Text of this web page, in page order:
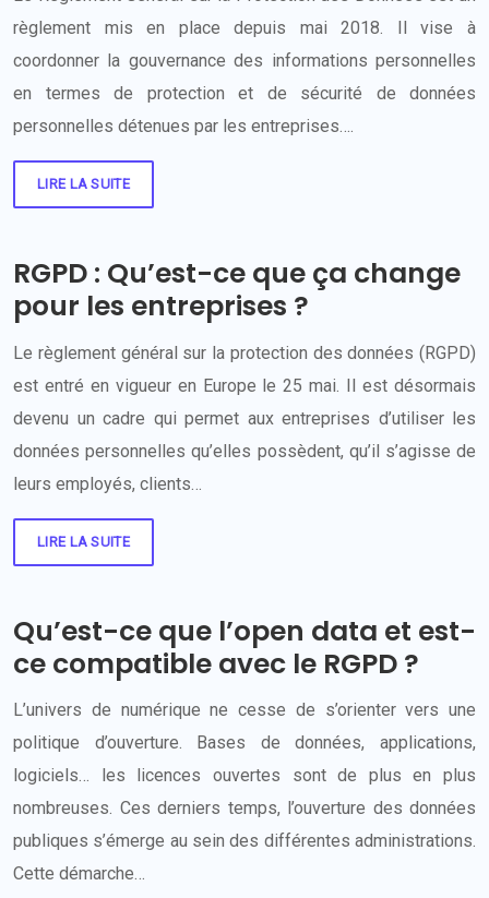
règlement mis en place depuis mai 2018. Il vise à
coordonner la gouvernance des informations personnelles
en termes de protection et de sécurité de données
personnelles détenues par les entreprises….
LIRE LA SUITE
RGPD : Qu’est-ce que ça change
pour les entreprises ?
Le règlement général sur la protection des données (RGPD)
est entré en vigueur en Europe le 25 mai. Il est désormais
devenu un cadre qui permet aux entreprises d’utiliser les
données personnelles qu’elles possèdent, qu’il s’agisse de
leurs employés, clients…
LIRE LA SUITE
Qu’est-ce que l’open data et est-
ce compatible avec le RGPD ?
L’univers de numérique ne cesse de s’orienter vers une
politique d’ouverture. Bases de données, applications,
logiciels… les licences ouvertes sont de plus en plus
nombreuses. Ces derniers temps, l’ouverture des données
publiques s’émerge au sein des différentes administrations.
Cette démarche…